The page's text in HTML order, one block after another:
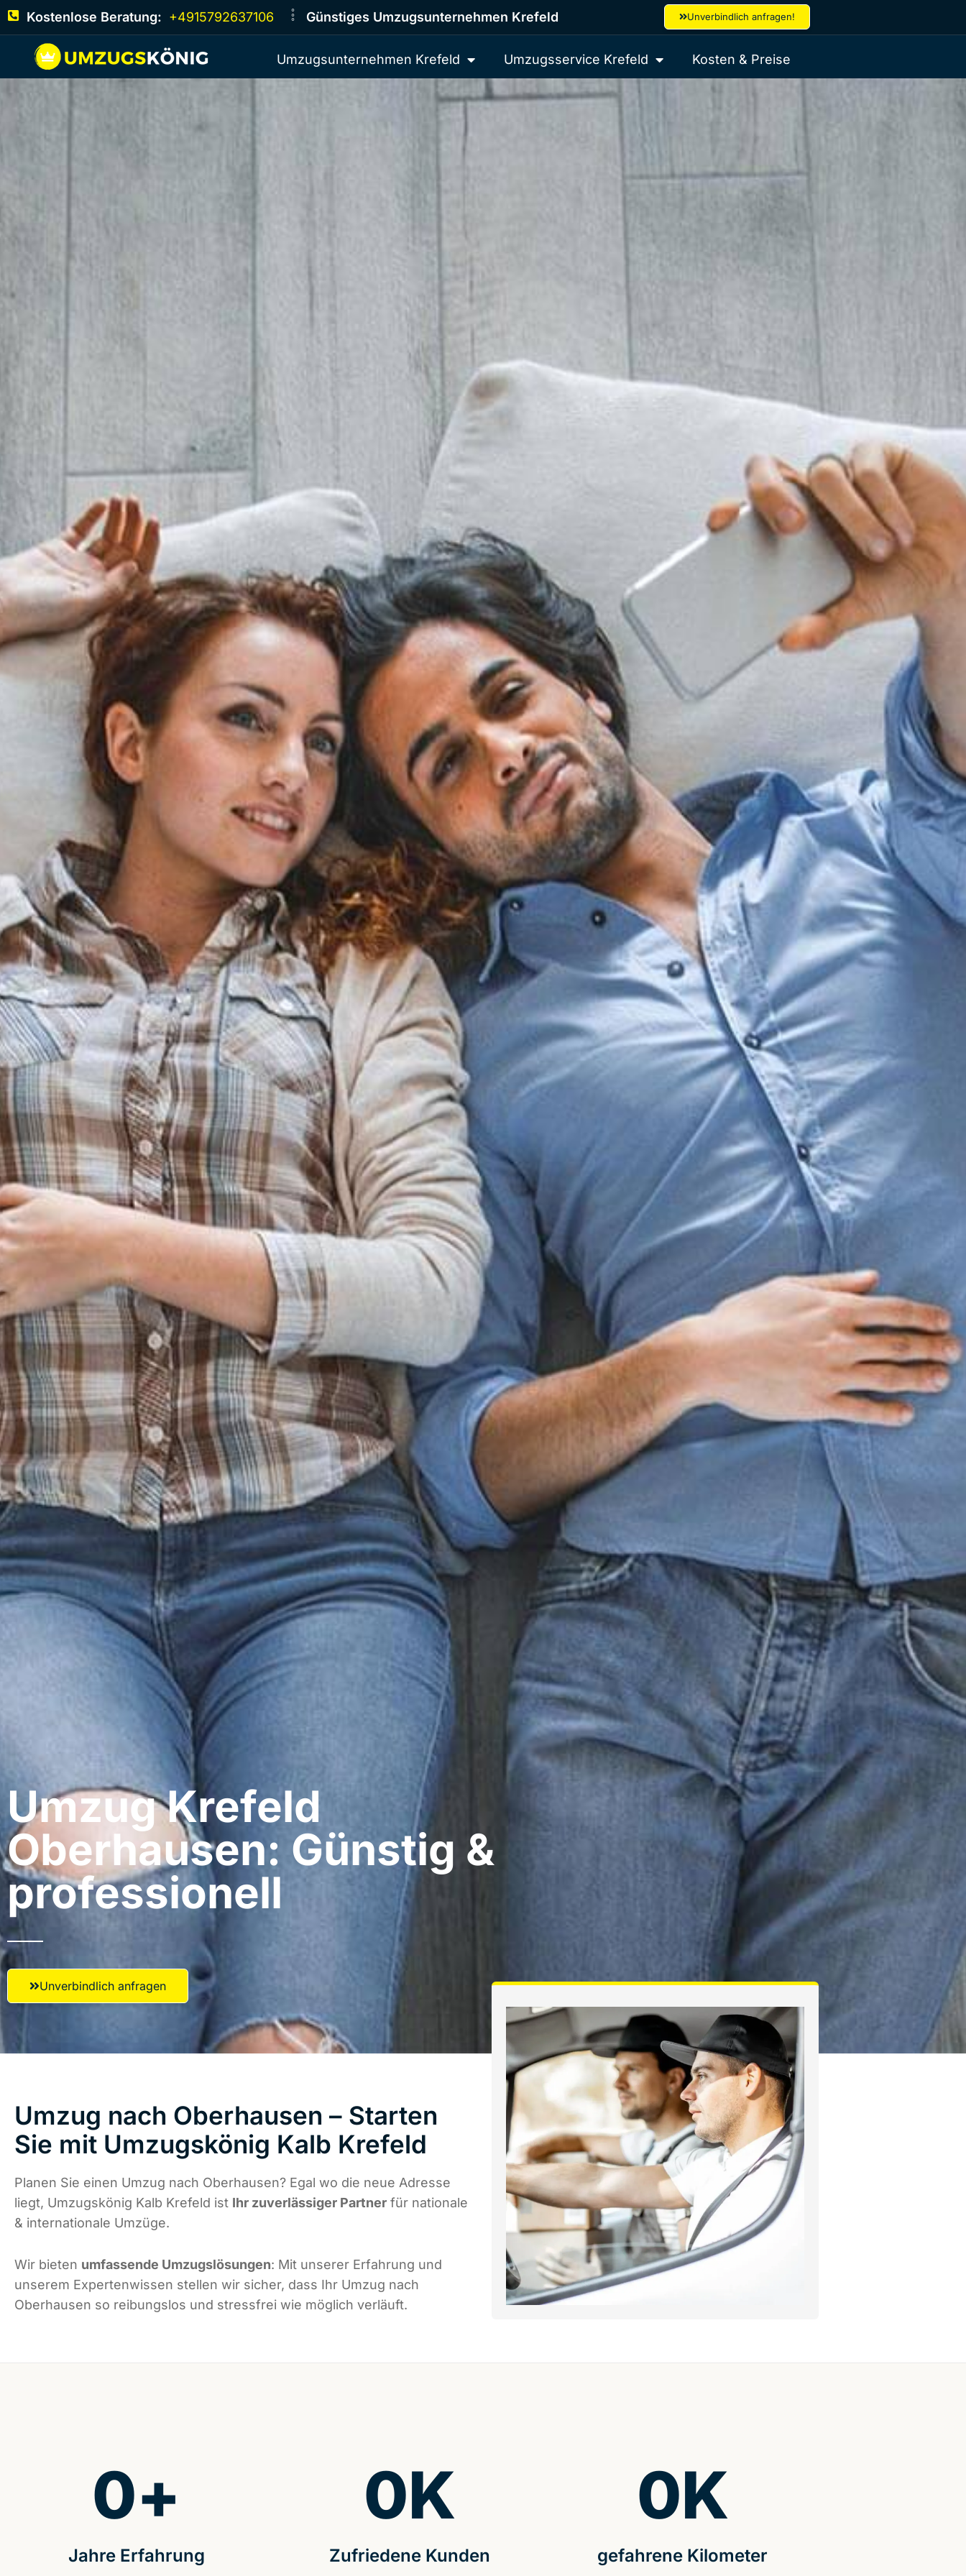
Kostenlose Beratung: +4915792637106 Günstiges Umzugsunternehmen Krefeld Unverbindlich anfragen!
Umzugsunternehmen Krefeld Umzugsservice Krefeld Kosten & Preise
Umzug Krefeld​
Oberhausen: Günstig &
professionell​
Unverbindlich anfragen
Umzug nach Oberhausen – Starten
Sie mit Umzugskönig Kalb Krefeld
Planen Sie einen Umzug nach Oberhausen? Egal wo die neue Adresse
liegt, Umzugskönig Kalb Krefeld ist Ihr zuverlässiger Partner für nationale
& internationale Umzüge.
Wir bieten umfassende Umzugslösungen: Mit unserer Erfahrung und
unserem Expertenwissen stellen wir sicher, dass Ihr Umzug nach
Oberhausen so reibungslos und stressfrei wie möglich verläuft.
Jahre Erfahrung
0+
Zufriedene Kunden
0K
gefahrene Kilometer
0K